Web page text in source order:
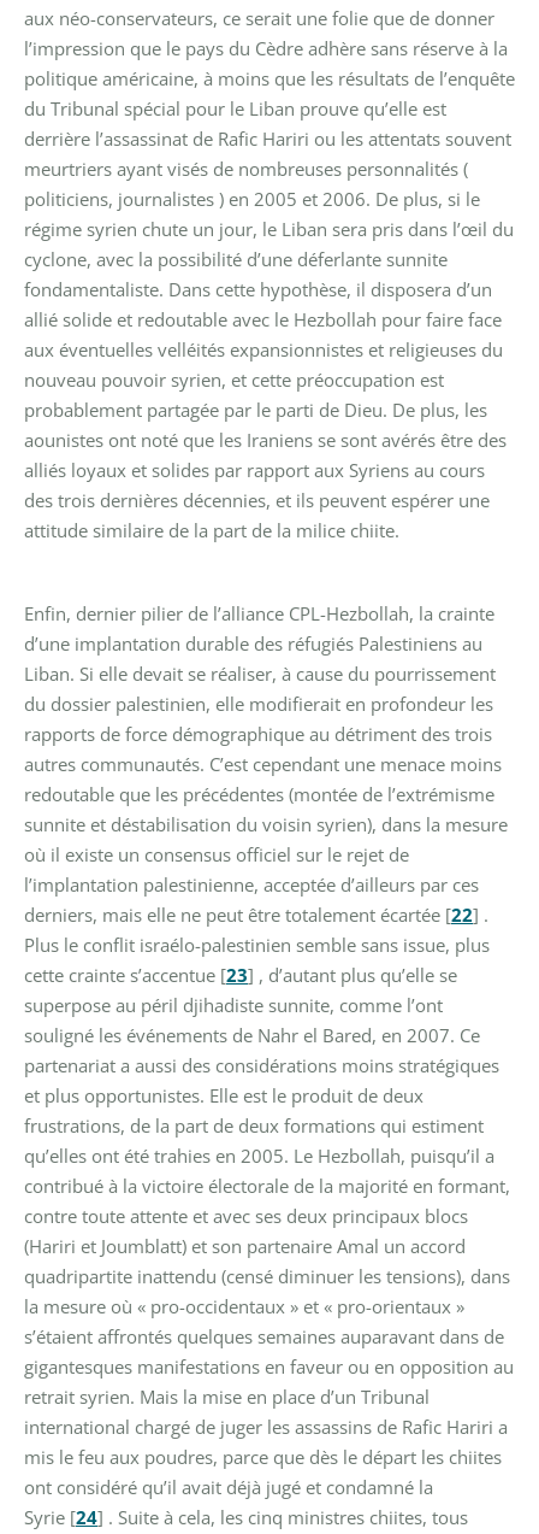
aux néo-conservateurs, ce serait une folie que de donner
l’impression que le pays du Cèdre adhère sans réserve à la
politique américaine, à moins que les résultats de l’enquête
du Tribunal spécial pour le Liban prouve qu’elle est
derrière l’assassinat de Rafic Hariri ou les attentats souvent
meurtriers ayant visés de nombreuses personnalités (
politiciens, journalistes ) en 2005 et 2006. De plus, si le
régime syrien chute un jour, le Liban sera pris dans l’œil du
cyclone, avec la possibilité d’une déferlante sunnite
fondamentaliste. Dans cette hypothèse, il disposera d’un
allié solide et redoutable avec le Hezbollah pour faire face
aux éventuelles velléités expansionnistes et religieuses du
nouveau pouvoir syrien, et cette préoccupation est
probablement partagée par le parti de Dieu. De plus, les
aounistes ont noté que les Iraniens se sont avérés être des
alliés loyaux et solides par rapport aux Syriens au cours
des trois dernières décennies, et ils peuvent espérer une
attitude similaire de la part de la milice chiite.
Enfin, dernier pilier de l’alliance CPL-Hezbollah, la crainte
d’une implantation durable des réfugiés Palestiniens au
Liban. Si elle devait se réaliser, à cause du pourrissement
du dossier palestinien, elle modifierait en profondeur les
rapports de force démographique au détriment des trois
autres communautés. C’est cependant une menace moins
redoutable que les précédentes (montée de l’extrémisme
sunnite et déstabilisation du voisin syrien), dans la mesure
où il existe un consensus officiel sur le rejet de
l’implantation palestinienne, acceptée d’ailleurs par ces
derniers, mais elle ne peut être totalement écartée [22] .
Plus le conflit israélo-palestinien semble sans issue, plus
cette crainte s’accentue [23] , d’autant plus qu’elle se
superpose au péril djihadiste sunnite, comme l’ont
souligné les événements de Nahr el Bared, en 2007. Ce
partenariat a aussi des considérations moins stratégiques
et plus opportunistes. Elle est le produit de deux
frustrations, de la part de deux formations qui estiment
qu’elles ont été trahies en 2005. Le Hezbollah, puisqu’il a
contribué à la victoire électorale de la majorité en formant,
contre toute attente et avec ses deux principaux blocs
(Hariri et Joumblatt) et son partenaire Amal un accord
quadripartite inattendu (censé diminuer les tensions), dans
la mesure où « pro-occidentaux » et « pro-orientaux »
s’étaient affrontés quelques semaines auparavant dans de
gigantesques manifestations en faveur ou en opposition au
retrait syrien. Mais la mise en place d’un Tribunal
international chargé de juger les assassins de Rafic Hariri a
mis le feu aux poudres, parce que dès le départ les chiites
ont considéré qu’il avait déjà jugé et condamné la
Syrie [24] . Suite à cela, les cinq ministres chiites, tous